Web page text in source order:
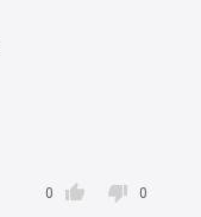

0  0